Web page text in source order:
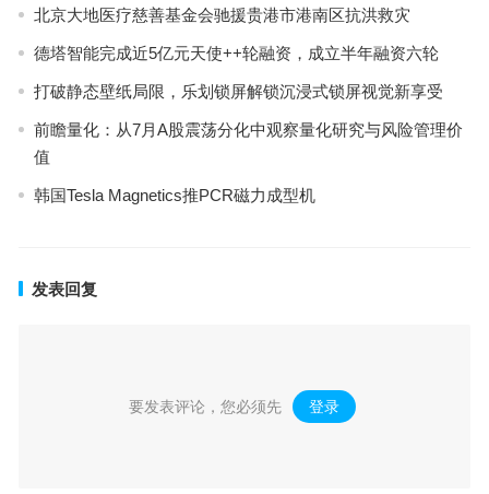
北京大地医疗慈善基金会驰援贵港市港南区抗洪救灾
德塔智能完成近5亿元天使++轮融资，成立半年融资六轮
打破静态壁纸局限，乐划锁屏解锁沉浸式锁屏视觉新享受
前瞻量化：从7月A股震荡分化中观察量化研究与风险管理价
值
韩国Tesla Magnetics推PCR磁力成型机
发表回复
要发表评论，您必须先 登录 。